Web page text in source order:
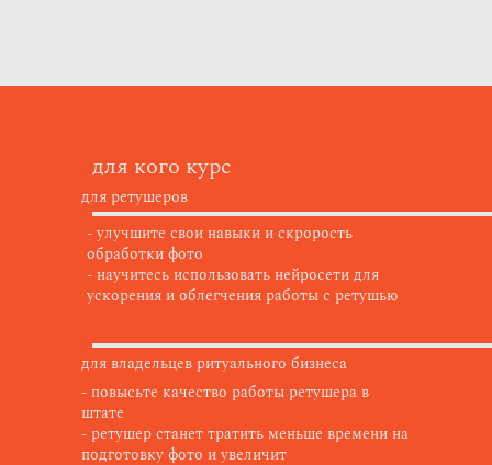
для кого курс
для ретушеров
- улучшите свои навыки и скрорость
обработки фото
- научитесь использовать нейросети для
ускорения и облегчения работы с ретушью
для владельцев ритуального бизнеса
- повысьте качество работы ретушера в
штате
- ретушер станет тратить меньше времени на
подготовку фото и увеличит